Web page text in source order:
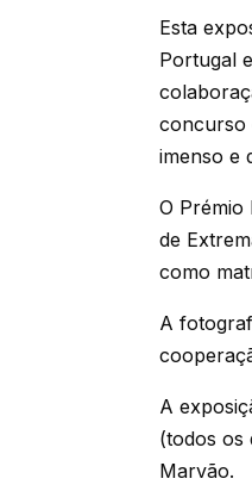
Esta
Portugal
concurso
imenso e
O Prémio
de
como
A
A
(todos os
Marvão.